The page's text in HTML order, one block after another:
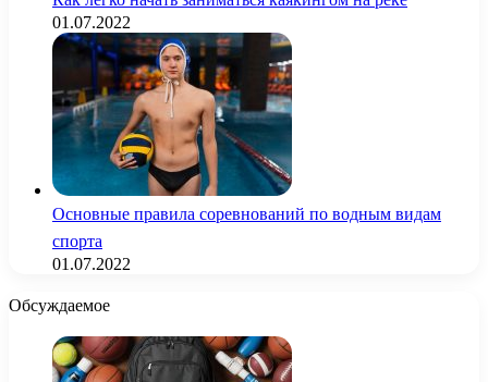
01.07.2022
Основные правила соревнований по водным видам
спорта
01.07.2022
Обсуждаемое